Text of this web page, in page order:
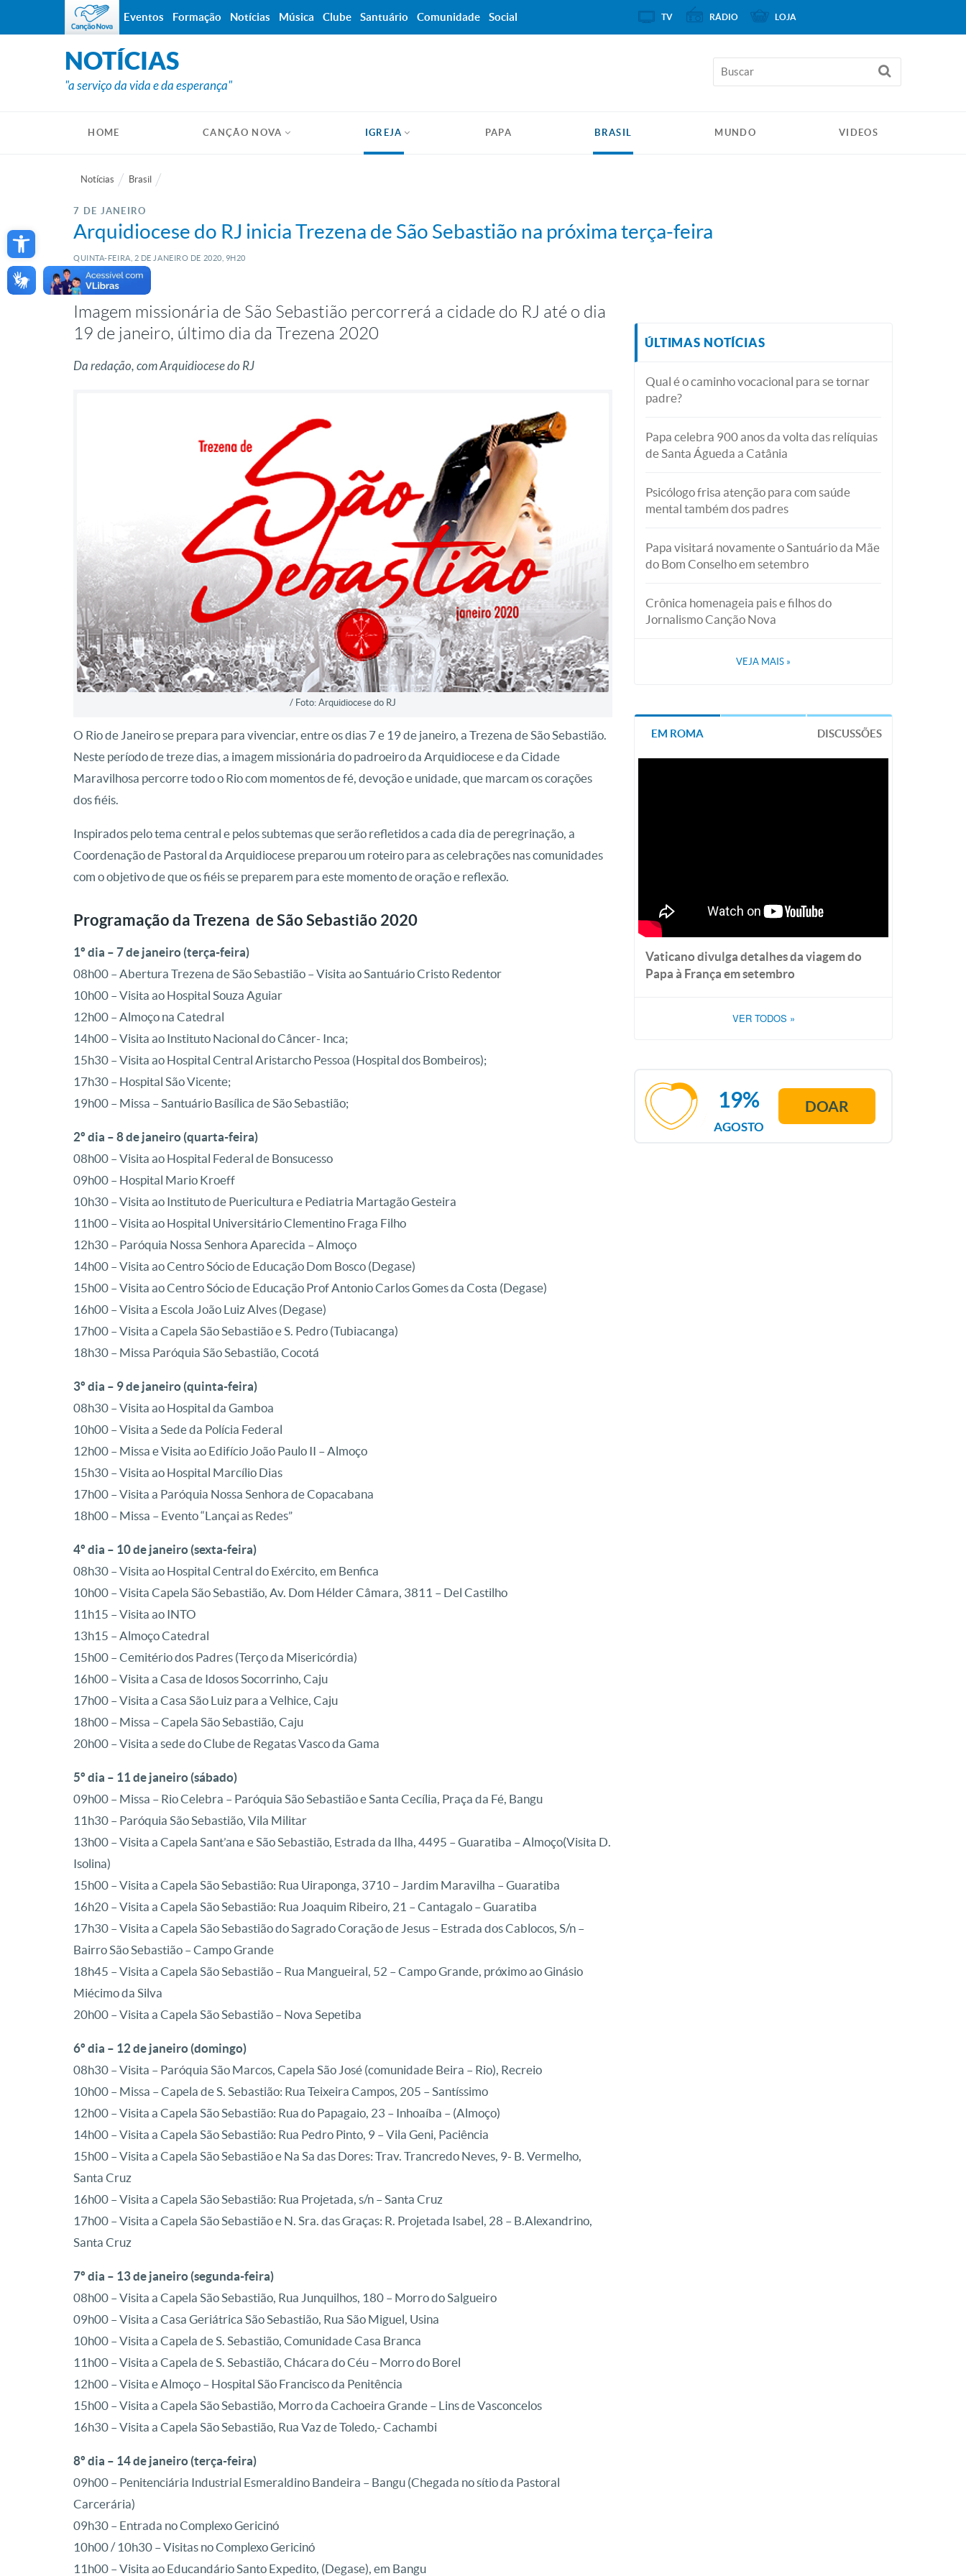
Open toolbar
NOTÍCIAS
"a serviço da vida e da esperança"
HOME CANÇÃO NOVA IGREJA PAPA BRASIL MUNDO VIDEOS
Notícias Brasil
7 DE JANEIRO
Arquidiocese do RJ inicia Trezena de São Sebastião na próxima terça-feira
QUINTA-FEIRA, 2 DE JANEIRO DE 2020, 9H20
Imagem missionária de São Sebastião percorrerá a cidade do RJ até o dia
19 de janeiro, último dia da Trezena 2020
Da redação, com Arquidiocese do RJ
/ Foto: Arquidiocese do RJ
O Rio de Janeiro se prepara para vivenciar, entre os dias 7 e 19 de janeiro, a Trezena de São Sebastião.
Neste período de treze dias, a imagem missionária do padroeiro da Arquidiocese e da Cidade
Maravilhosa percorre todo o Rio com momentos de fé, devoção e unidade, que marcam os corações
dos fiéis.
Inspirados pelo tema central e pelos subtemas que serão refletidos a cada dia de peregrinação, a
Coordenação de Pastoral da Arquidiocese preparou um roteiro para as celebrações nas comunidades
com o objetivo de que os fiéis se preparem para este momento de oração e reflexão.
Programação da Trezena de São Sebastião 2020
1º dia – 7 de janeiro (terça-feira)
08h00 – Abertura Trezena de São Sebastião – Visita ao Santuário Cristo Redentor
10h00 – Visita ao Hospital Souza Aguiar
12h00 – Almoço na Catedral
14h00 – Visita ao Instituto Nacional do Câncer- Inca;
15h30 – Visita ao Hospital Central Aristarcho Pessoa (Hospital dos Bombeiros);
17h30 – Hospital São Vicente;
19h00 – Missa – Santuário Basílica de São Sebastião;
2º dia – 8 de janeiro (quarta-feira)
08h00 – Visita ao Hospital Federal de Bonsucesso
09h00 – Hospital Mario Kroeff
10h30 – Visita ao Instituto de Puericultura e Pediatria Martagão Gesteira
11h00 – Visita ao Hospital Universitário Clementino Fraga Filho
12h30 – Paróquia Nossa Senhora Aparecida – Almoço
14h00 – Visita ao Centro Sócio de Educação Dom Bosco (Degase)
15h00 – Visita ao Centro Sócio de Educação Prof Antonio Carlos Gomes da Costa (Degase)
16h00 – Visita a Escola João Luiz Alves (Degase)
17h00 – Visita a Capela São Sebastião e S. Pedro (Tubiacanga)
18h30 – Missa Paróquia São Sebastião, Cocotá
3º dia – 9 de janeiro (quinta-feira)
08h30 – Visita ao Hospital da Gamboa
10h00 – Visita a Sede da Polícia Federal
12h00 – Missa e Visita ao Edifício João Paulo II – Almoço
15h30 – Visita ao Hospital Marcílio Dias
17h00 – Visita a Paróquia Nossa Senhora de Copacabana
18h00 – Missa – Evento “Lançai as Redes”
4º dia – 10 de janeiro (sexta-feira)
08h30 – Visita ao Hospital Central do Exército, em Benfica
10h00 – Visita Capela São Sebastião, Av. Dom Hélder Câmara, 3811 – Del Castilho
11h15 – Visita ao INTO
13h15 – Almoço Catedral
15h00 – Cemitério dos Padres (Terço da Misericórdia)
16h00 – Visita a Casa de Idosos Socorrinho, Caju
17h00 – Visita a Casa São Luiz para a Velhice, Caju
18h00 – Missa – Capela São Sebastião, Caju
20h00 – Visita a sede do Clube de Regatas Vasco da Gama
5º dia – 11 de janeiro (sábado)
09h00 – Missa – Rio Celebra – Paróquia São Sebastião e Santa Cecília, Praça da Fé, Bangu
11h30 – Paróquia São Sebastião, Vila Militar
13h00 – Visita a Capela Sant’ana e São Sebastião, Estrada da Ilha, 4495 – Guaratiba – Almoço(Visita D.
Isolina)
15h00 – Visita a Capela São Sebastião: Rua Uiraponga, 3710 – Jardim Maravilha – Guaratiba
16h20 – Visita a Capela São Sebastião: Rua Joaquim Ribeiro, 21 – Cantagalo – Guaratiba
17h30 – Visita a Capela São Sebastião do Sagrado Coração de Jesus – Estrada dos Cablocos, S/n –
Bairro São Sebastião – Campo Grande
18h45 – Visita a Capela São Sebastião – Rua Mangueiral, 52 – Campo Grande, próximo ao Ginásio
Miécimo da Silva
20h00 – Visita a Capela São Sebastião – Nova Sepetiba
6º dia – 12 de janeiro (domingo)
08h30 – Visita – Paróquia São Marcos, Capela São José (comunidade Beira – Rio), Recreio
10h00 – Missa – Capela de S. Sebastião: Rua Teixeira Campos, 205 – Santíssimo
12h00 – Visita a Capela São Sebastião: Rua do Papagaio, 23 – Inhoaíba – (Almoço)
14h00 – Visita a Capela São Sebastião: Rua Pedro Pinto, 9 – Vila Geni, Paciência
15h00 – Visita a Capela São Sebastião e Na Sa das Dores: Trav. Trancredo Neves, 9- B. Vermelho,
Santa Cruz
16h00 – Visita a Capela São Sebastião: Rua Projetada, s/n – Santa Cruz
17h00 – Visita a Capela São Sebastião e N. Sra. das Graças: R. Projetada Isabel, 28 – B.Alexandrino,
Santa Cruz
7º dia – 13 de janeiro (segunda-feira)
08h00 – Visita a Capela São Sebastião, Rua Junquilhos, 180 – Morro do Salgueiro
09h00 – Visita a Casa Geriátrica São Sebastião, Rua São Miguel, Usina
10h00 – Visita a Capela de S. Sebastião, Comunidade Casa Branca
11h00 – Visita a Capela de S. Sebastião, Chácara do Céu – Morro do Borel
12h00 – Visita e Almoço – Hospital São Francisco da Penitência
15h00 – Visita a Capela São Sebastião, Morro da Cachoeira Grande – Lins de Vasconcelos
16h30 – Visita a Capela São Sebastião, Rua Vaz de Toledo,- Cachambi
8º dia – 14 de janeiro (terça-feira)
09h00 – Penitenciária Industrial Esmeraldino Bandeira – Bangu (Chegada no sítio da Pastoral
Carcerária)
09h30 – Entrada no Complexo Gericinó
10h00 / 10h30 – Visitas no Complexo Gericinó
11h00 – Visita ao Educandário Santo Expedito, (Degase), em Bangu
ÚLTIMAS NOTÍCIAS
Qual é o caminho vocacional para se tornar
padre?
Papa celebra 900 anos da volta das relíquias
de Santa Águeda a Catânia
Psicólogo frisa atenção para com saúde
mental também dos padres
Papa visitará novamente o Santuário da Mãe
do Bom Conselho em setembro
Crônica homenageia pais e filhos do
Jornalismo Canção Nova
VEJA MAIS »
EM ROMA DISCUSSÕES
Vaticano divulga detalhes da viagem do
Papa à França em setembro
VER TODOS »
AGOSTO
19% DOAR
Eventos Formação Notícias Música Clube Santuário Comunidade Social TV RÁDIO LOJA